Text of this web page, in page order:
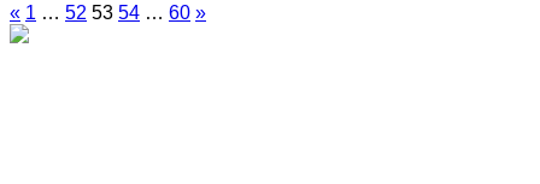
投
« 1 … 52 53 54 … 60 »